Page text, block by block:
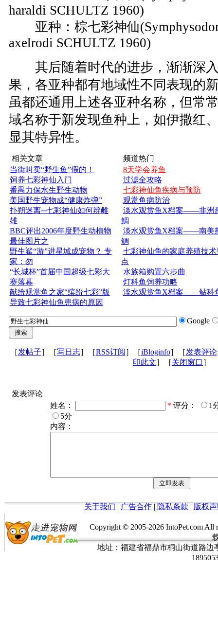
haraldi SCHULTZ 1960)
亚种：棕七彩神仙(Symphysodon
axelrodi SCHULTZ 1960)
其后随着时代的进步，渐渐深入
果，各亚种都有地域性不同表现的
虽都还通用上述各亚种名称，但常
域名称于新发现鱼种上，如伊撒红
显其特异性。
相关文章
当街叫卖“野生鱼”假的！
饲养七彩神仙入门
番禺力保水生野生动物
美国野生宠物成“健康炸弹”
扑朔迷离─七彩神仙如何辨雌
雄
BBC评出2006年度野生动植物
最佳图片之
野生鲨“游”进星城成宠物？ 专
家：勿
“长城杯”首届中国超级七彩大
赛落幕
献给观赏鱼之家“缤纷七彩”版
导致七彩神仙鱼患病的原因
频道热门
8天学会养鱼
过滤全攻略
七彩神仙鱼疾病与预防
观赏鱼病防治
淡水观赏鱼X档案——非洲
鲷
淡水观赏鱼X档案——南美
鲷
七彩神仙鱼的家庭养殖技术
点
水族箱购置六步曲
灯科鱼饲养功略
淡水观赏鱼X档案——鲇科
Google
［发帖子］［写日志］［RSS订阅 ］［iBloginfo］［发表评论
印此文］［关闭窗口 ］
发表评论
姓名：
* 评分：
1
5分
内容：
关于我们 | 广告合作| 隐私条款 | 版权
Copyright © 2005-2026 IntoPet.com
地址：福建省福鼎市桐山街道路边